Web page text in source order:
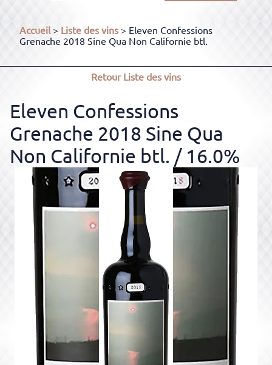
Accueil> Liste des vins > Eleven Confessions
Grenache 2018 Sine Qua Non Californie btl.
RetourListe des vins
Eleven Confessions
Grenache 2018 Sine Qua
Non Californie btl. / 16.0%